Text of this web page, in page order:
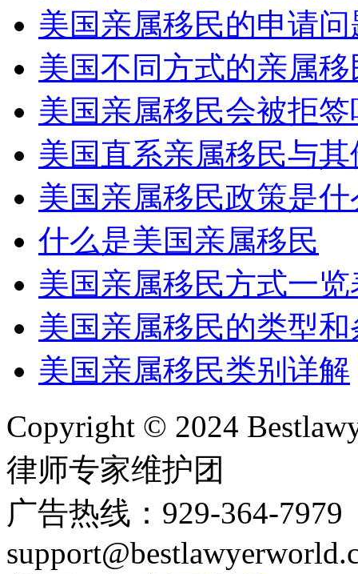
美国亲属移民的申请
美国不同方式的亲属
美国亲属移民会被拒
美国直系亲属移民与
美国亲属移民政策是什
什么是美国亲属移民
美国亲属移民方式一览
美国亲属移民的类型和
美国亲属移民类别详解
Copyright © 2024
律师专家维护团
广告热线：929-364-